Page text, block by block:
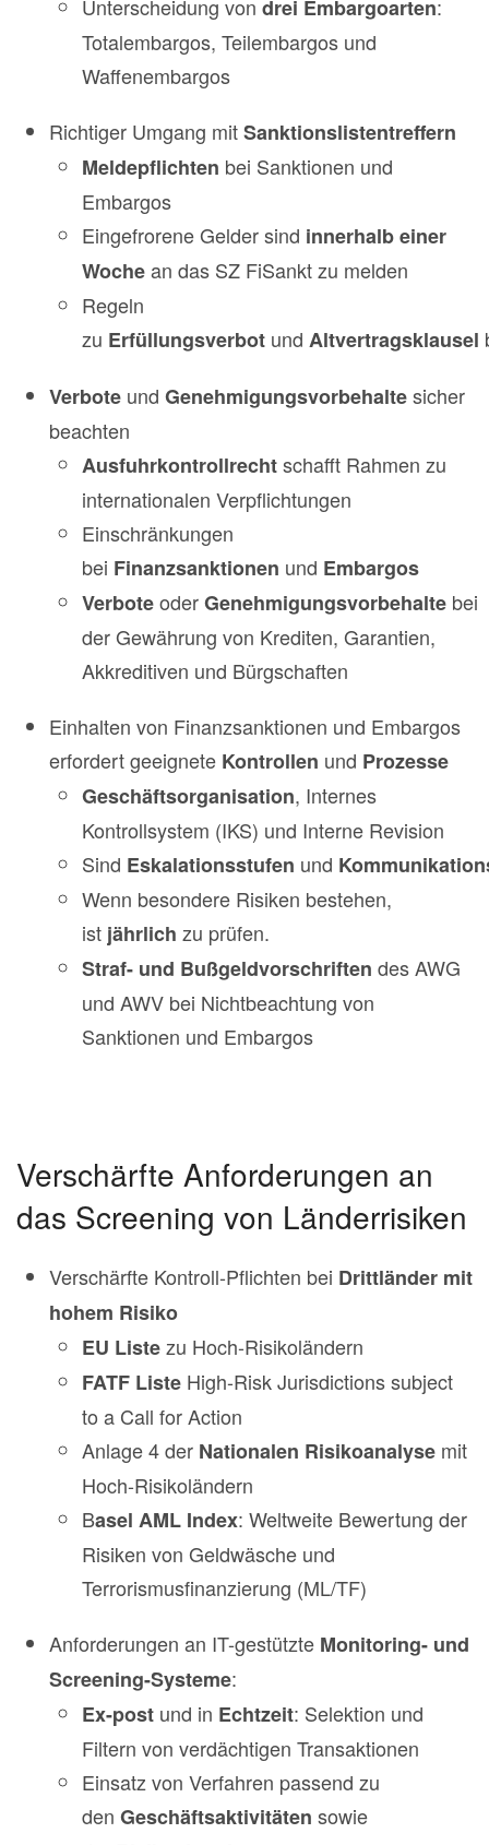
Unterscheidung von drei Embargoarten:
Totalembargos, Teilembargos und
Waffenembargos
Richtiger Umgang mitSanktionslistentreffern
Meldepflichten bei Sanktionen und
Embargos
Eingefrorene Gelder sind innerhalb einer
Wochean das SZ FiSankt zu melden
Regeln
zu Erfüllungsverbot und Altvertragsklausel
Verbote und Genehmigungsvorbehaltesicher
beachten
Ausfuhrkontrollrechtschafft Rahmen zu
internationalen Verpflichtungen
Einschränkungen
bei Finanzsanktionen und Embargos
VerboteoderGenehmigungsvorbehalte bei
der Gewährung von Krediten, Garantien,
Akkreditiven und Bürgschaften
Einhalten von Finanzsanktionen und Embargos
erfordert geeignete Kontrollen und Prozesse
Geschäftsorganisation, Internes
Kontrollsystem (IKS) und Interne Revision
Sind Eskalationsstufen und
Wenn besondere Risiken bestehen,
ist jährlich zu prüfen.
Straf- und Bußgeldvorschriften des AWG
und AWV bei Nichtbeachtung von
Sanktionen und Embargos
Verschärfte Anforderungen an
das Screening von Länderrisiken
Verschärfte Kontroll-Pflichten bei Drittländer mit
hohem Risiko
EU Listezu Hoch-Risikoländern
FATF Liste High-Risk Jurisdictions subject
to a Call for Action
Anlage 4 der Nationalen Risikoanalyse mit
Hoch-Risikoländern
Basel AML Index: Weltweite Bewertung der
Risiken von Geldwäsche und
Terrorismusfinanzierung (ML/TF)
Anforderungen an IT-gestützte Monitoring- und
Screening-Systeme:
Ex-post und in Echtzeit: Selektion und
Filtern von verdächtigen Transaktionen
Einsatz von Verfahren passend zu
den Geschäftsaktivitäten sowie